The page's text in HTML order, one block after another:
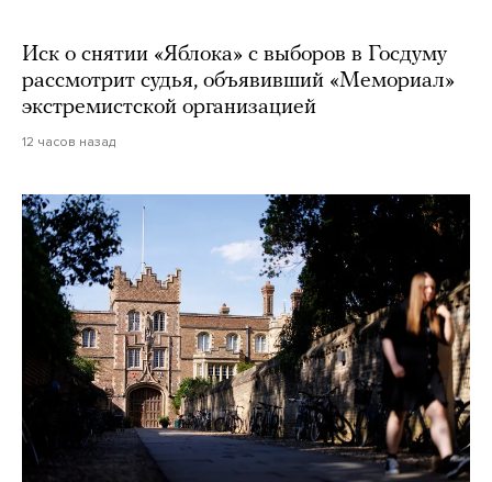
Иск о снятии «Яблока» с выборов в Госдуму
рассмотрит судья, объявивший «Мемориал»
экстремистской организацией
12 часов назад